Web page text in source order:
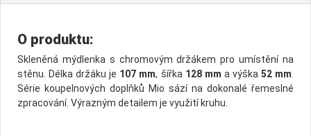
O produktu:
Skleněná mýdlenka s chromovým držákem pro umístění na
stěnu. Délka držáku je 107 mm, šířka 128 mm a výška 52 mm
Série koupelnových doplňků Mio sází na dokonalé řemeslné
zpracování. Výrazným detailem je využití kruhu.